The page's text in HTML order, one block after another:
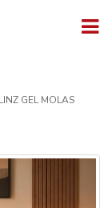
GEL MOLAS